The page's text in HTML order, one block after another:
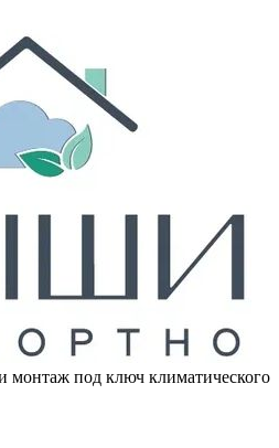
монтаж под ключ климатического